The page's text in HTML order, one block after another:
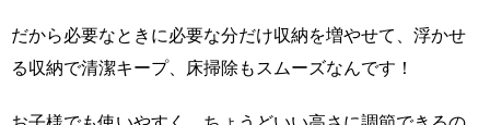
だから必要なときに必要な分だけ収納を増やせて、浮かせ
る収納で清潔キープ、床掃除もスムーズなんです！